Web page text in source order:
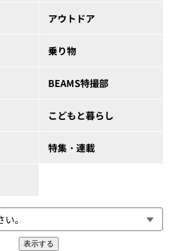
アウトドア
乗り物
BEAMS特撮部
こどもと暮らし
特集・連載
表示する